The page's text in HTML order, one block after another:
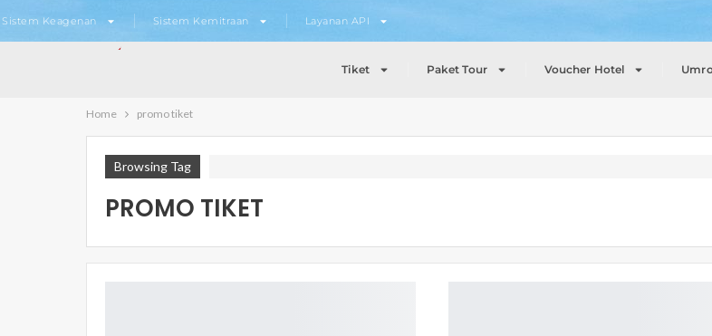
Sistem Keagenan Sistem Kemitraan Layanan API
Tiket Paket Tour Voucher Hotel
Home promo tiket
Browsing Tag
PROMO TIKET